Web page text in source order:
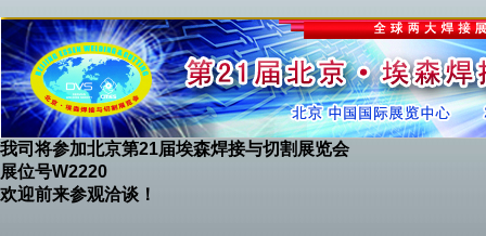
我司将参加北京第21届埃森焊接与切割展览会
展位号W2220
欢迎前来参观洽谈！